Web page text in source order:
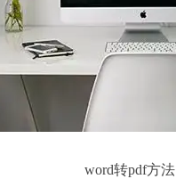
word转pdf方法